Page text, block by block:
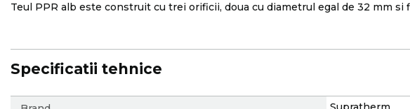
Teul PPR alb este construit cu trei orificii, doua cu diametrul egal de 32 mm
Specificatii tehnice
More